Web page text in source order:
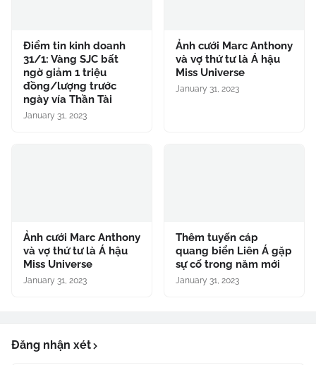
Điểm tin kinh doanh
31/1: Vàng SJC bất
ngờ giảm 1 triệu
đồng/lượng trước
ngày vía Thần Tài
January 31, 2023
Ảnh cưới Marc Anthony
và vợ thứ tư là Á hậu
Miss Universe
January 31, 2023
Ảnh cưới Marc Anthony
và vợ thứ tư là Á hậu
Miss Universe
January 31, 2023
Thêm tuyến cáp
quang biển Liên Á gặp
sự cố trong năm mới
January 31, 2023
Đăng nhận xét